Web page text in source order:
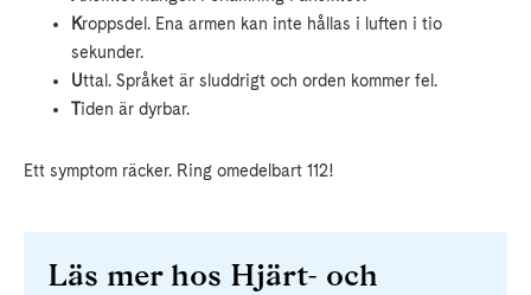
Kroppsdel. Ena armen kan inte hållas i luften i tio
sekunder.
Uttal. Språket är sluddrigt och orden kommer fel.
Tiden är dyrbar.
Ett symptom räcker. Ring omedelbart 112!
Läs mer hos Hjärt- och